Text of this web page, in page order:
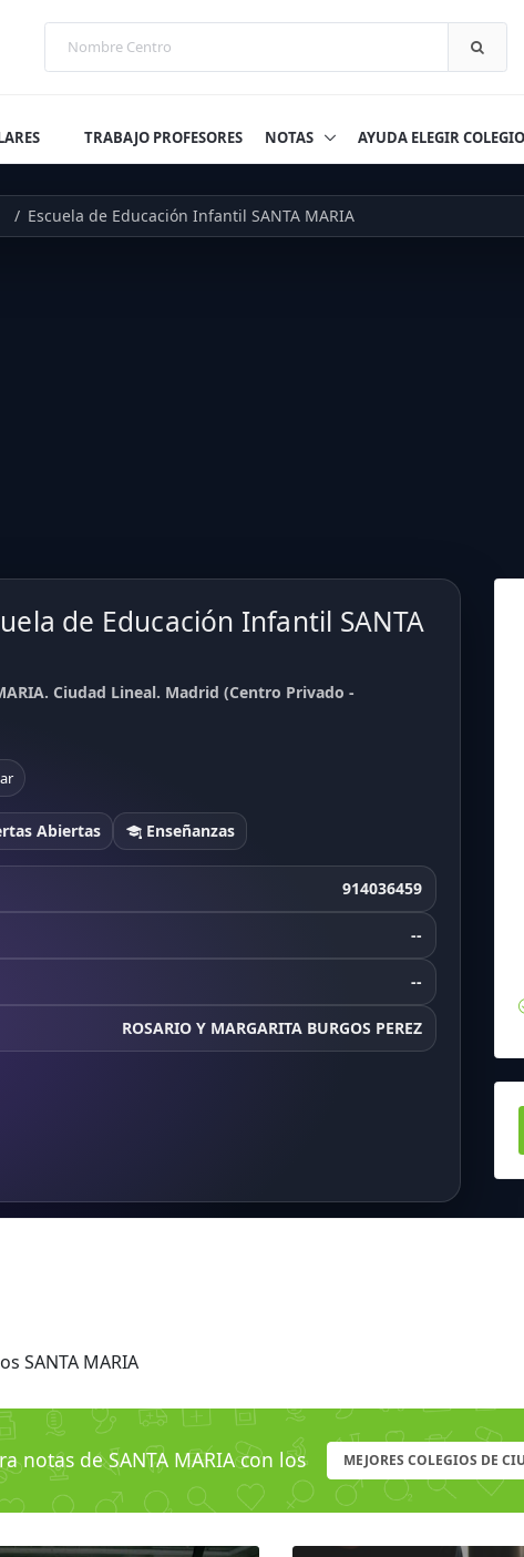
TRABAJO PROFESORES NOTAS AYUDA ELEGIR
Escuela de Educación Infantil SANTA MARIA
de Educación Infantil SANTA
Ciudad Lineal. Madrid (Centro Privado -
Abiertas Enseñanzas
914036459
--
--
ROSARIO Y MARGARITA BURGOS PEREZ
SANTA MARIA
notas de SANTA MARIA con los MEJORES COLEGIOS DE